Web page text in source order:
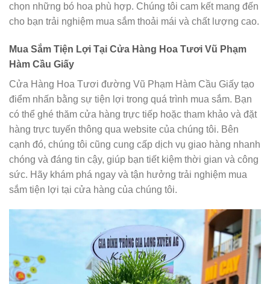
chọn những bó hoa phù hợp. Chúng tôi cam kết mang đến
cho bạn trải nghiệm mua sắm thoải mái và chất lượng cao.
Mua Sắm Tiện Lợi Tại Cửa Hàng Hoa Tươi Vũ Phạm
Hàm Cầu Giấy
Cửa Hàng Hoa Tươi đường Vũ Phạm Hàm Cầu Giấy tạo
điểm nhấn bằng sự tiện lợi trong quá trình mua sắm. Bạn
có thể ghé thăm cửa hàng trực tiếp hoặc tham khảo và đặt
hàng trực tuyến thông qua website của chúng tôi. Bên
cạnh đó, chúng tôi cũng cung cấp dịch vụ giao hàng nhanh
chóng và đáng tin cậy, giúp bạn tiết kiệm thời gian và công
sức. Hãy khám phá ngay và tận hưởng trải nghiệm mua
sắm tiện lợi tại cửa hàng của chúng tôi.